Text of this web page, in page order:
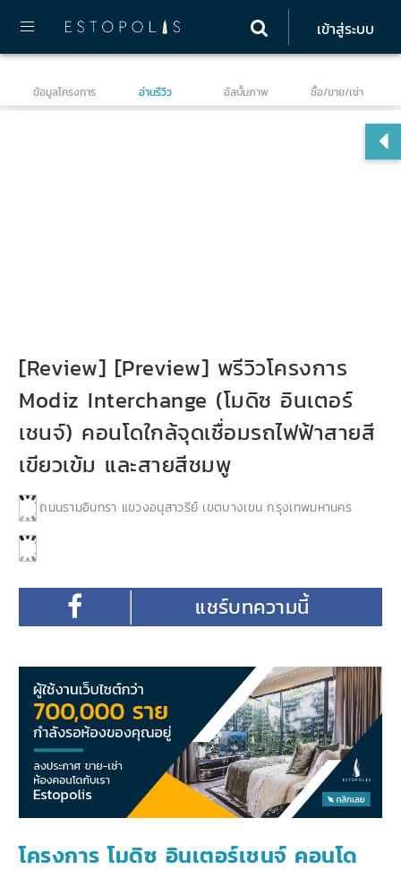
เข้าสู่ระบบ
ข้อมูลโครงการ อ่านรีวิว อัลบั้มภาพ ซื้อ/ขาย/เช่า
[Review] [Preview] พรีวิวโครงการ
Modiz Interchange (โมดิซ อินเตอร์
เชนจ์) คอนโดใกล้จุดเชื่อมรถไฟฟ้าสายสี
เขียวเข้ม และสายสีชมพู
ถนนรามอินทรา แขวงอนุสาวรีย์ เขตบางเขน กรุงเทพมหานคร
โครงการ โมดิซ อินเตอร์เชนจ์ คอนโด